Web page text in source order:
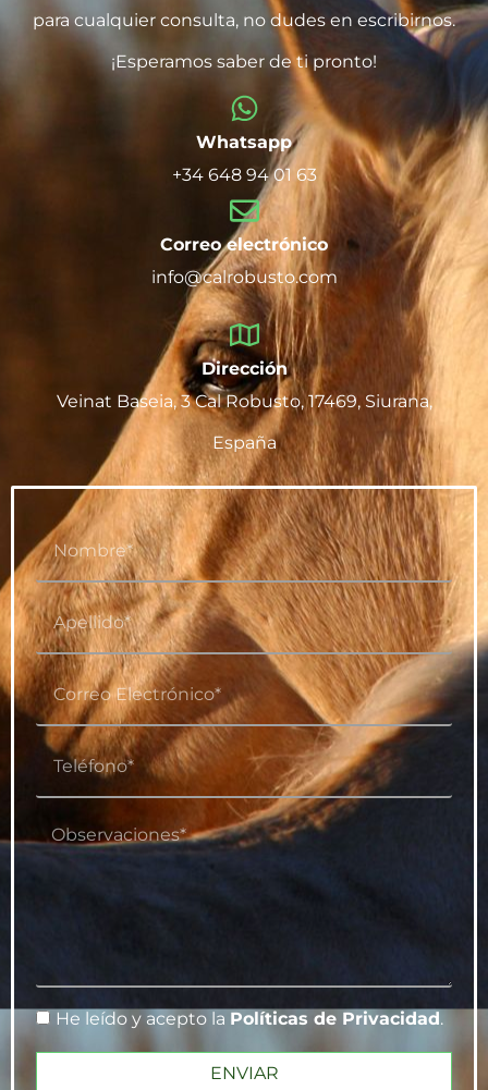
para cualquier consulta, no dudes en escribirnos.
¡Esperamos saber de ti pronto!
Whatsapp
+34 648 94 01 63
Correo electrónico
info@calrobusto.com
Dirección
Veinat Baseia, 3 Cal Robusto, 17469, Siurana,
España
He leído y acepto la Políticas de Privacidad .
ENVIAR